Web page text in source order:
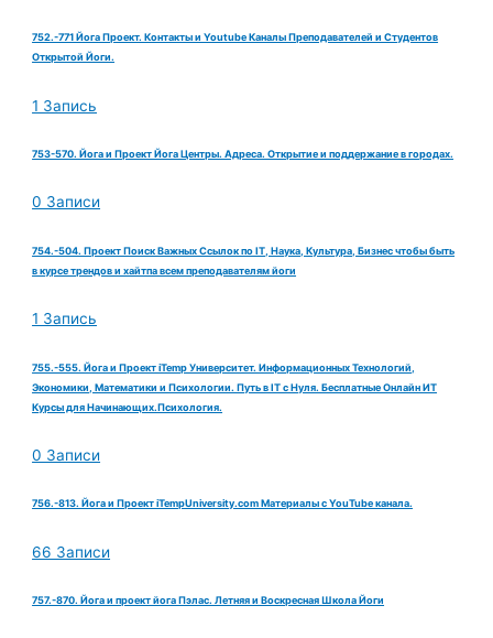
752.-771 Йога Проект. Контакты и Youtube Каналы Преподавателей и Студентов
Открытой Йоги.
1 Запись
753-570. Йога и Проект Йога Центры. Адреса. Открытие и поддержание в городах.
0 Записи
754.-504. Проект Поиск Важных Ссылок по IT, Наука, Культура, Бизнес чтобы быть
в курсе трендов и хайтпа всем преподавателям йоги
1 Запись
755.-555. Йога и Проект iTemp Университет. Информационных Технологий,
Экономики, Математики и Психологии. Путь в IT с Нуля. Бесплатные Онлайн ИТ
Курсы для Начинающих.Психология.
0 Записи
756.-813. Йога и Проект iTempUniversity.com Материалы с YouTube канала.
66 Записи
757.-870. Йога и проект йога Пэлас. Летняя и Воскресная Школа Йоги